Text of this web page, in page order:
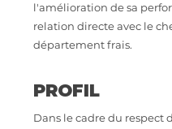
l'amélioration de sa
relation directe avec le
département frais.
PROFIL
Dans le cadre du respect